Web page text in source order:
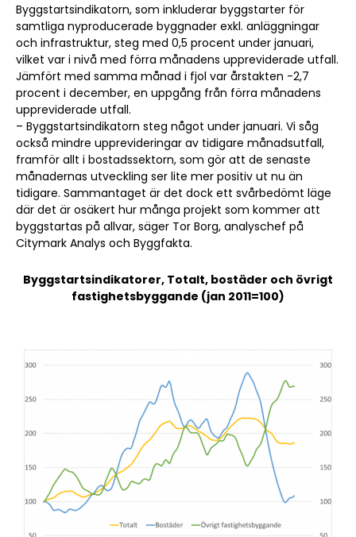
Byggstartsindikatorn, som inkluderar byggstarter för
samtliga nyproducerade byggnader exkl. anläggningar
och infrastruktur, steg med 0,5 procent under januari,
vilket var i nivå med förra månadens uppreviderade utfall.
Jämfört med samma månad i fjol var årstakten -2,7
procent i december, en uppgång från förra månadens
uppreviderade utfall.
– Byggstartsindikatorn steg något under januari. Vi såg
också mindre upprevideringar av tidigare månadsutfall,
framför allt i bostadssektorn, som gör att de senaste
månadernas utveckling ser lite mer positiv ut nu än
tidigare. Sammantaget är det dock ett svårbedömt läge
där det är osäkert hur många projekt som kommer att
byggstartas på allvar, säger Tor Borg, analyschef på
Citymark Analys och Byggfakta.
Byggstartsindikatorer, Totalt, bostäder och övrigt
fastighetsbyggande (jan 2011=100)